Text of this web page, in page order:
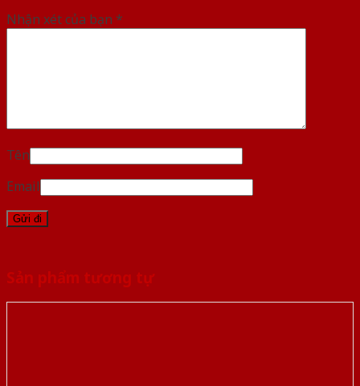
Nhận xét của bạn *
Tên
Email
Sản phẩm tương tự